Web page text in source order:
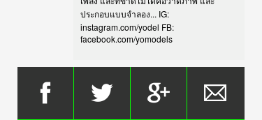
ประกอบแบบจำลอง... IG:
instagram.com/yodel FB:
facebook.com/yomodels